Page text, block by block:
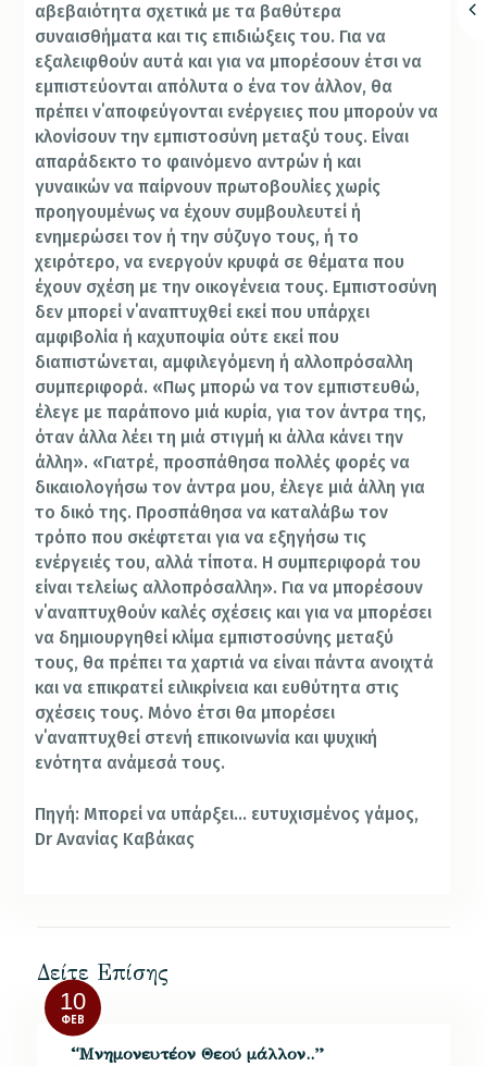
αβεβαιότητα σχετικά με τα βαθύτερα
συναισθήματα και τις επιδιώξεις του. Για να
εξαλειφθούν αυτά και για να μπορέσουν έτσι να
εμπιστεύονται απόλυτα ο ένα τον άλλον, θα
πρέπει ν΄αποφεύγονται ενέργειες που μπορούν να
κλονίσουν την εμπιστοσύνη μεταξύ τους. Είναι
απαράδεκτο το φαινόμενο αντρών ή και
γυναικών να παίρνουν πρωτοβουλίες χωρίς
προηγουμένως να έχουν συμβουλευτεί ή
ενημερώσει τον ή την σύζυγο τους, ή το
χειρότερο, να ενεργούν κρυφά σε θέματα που
έχουν σχέση με την οικογένεια τους. Εμπιστοσύνη
δεν μπορεί ν΄αναπτυχθεί εκεί που υπάρχει
αμφιβολία ή καχυποψία ούτε εκεί που
διαπιστώνεται, αμφιλεγόμενη ή αλλοπρόσαλλη
συμπεριφορά. «Πως μπορώ να τον εμπιστευθώ,
έλεγε με παράπονο μιά κυρία, για τον άντρα της,
όταν άλλα λέει τη μιά στιγμή κι άλλα κάνει την
άλλη». «Γιατρέ, προσπάθησα πολλές φορές να
δικαιολογήσω τον άντρα μου, έλεγε μιά άλλη για
το δικό της. Προσπάθησα να καταλάβω τον
τρόπο που σκέφτεται για να εξηγήσω τις
ενέργειές του, αλλά τίποτα. Η συμπεριφορά του
είναι τελείως αλλοπρόσαλλη». Για να μπορέσουν
ν΄αναπτυχθούν καλές σχέσεις και για να μπορέσει
να δημιουργηθεί κλίμα εμπιστοσύνης μεταξύ
τους, θα πρέπει τα χαρτιά να είναι πάντα ανοιχτά
και να επικρατεί ειλικρίνεια και ευθύτητα στις
σχέσεις τους. Μόνο έτσι θα μπορέσει
ν΄αναπτυχθεί στενή επικοινωνία και ψυχική
ενότητα ανάμεσά τους.
Πηγή: Μπορεί να υπάρξει… ευτυχισμένος γάμος,
Dr Ανανίας Καβάκας
Δείτε Επίσης
10
ΦΕΒ
“Μνημονευτέον Θεού μάλλον..”